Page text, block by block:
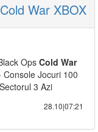
War XBOX
Ops Cold War
Console Jocuri 100
3 Azi
28.10|07:21